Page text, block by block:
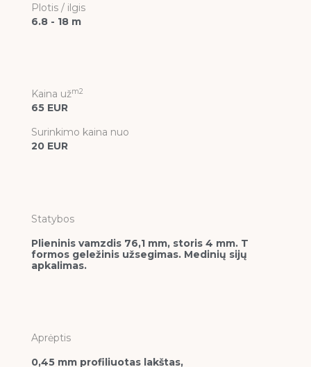
Plotis / ilgis
6.8 - 18 m
Kaina užm2
65 EUR
Surinkimo kaina nuo
20 EUR
Statybos
Plieninis vamzdis 76,1 mm, storis 4 mm. T
formos geležinis užsegimas. Medinių sijų
apkalimas.
Aprėptis
0,45 mm profiliuotas lakštas,